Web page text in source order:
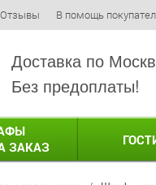
Отзывы В помощь
Доставка по
Без предоплаты!
ЗАКАЗ